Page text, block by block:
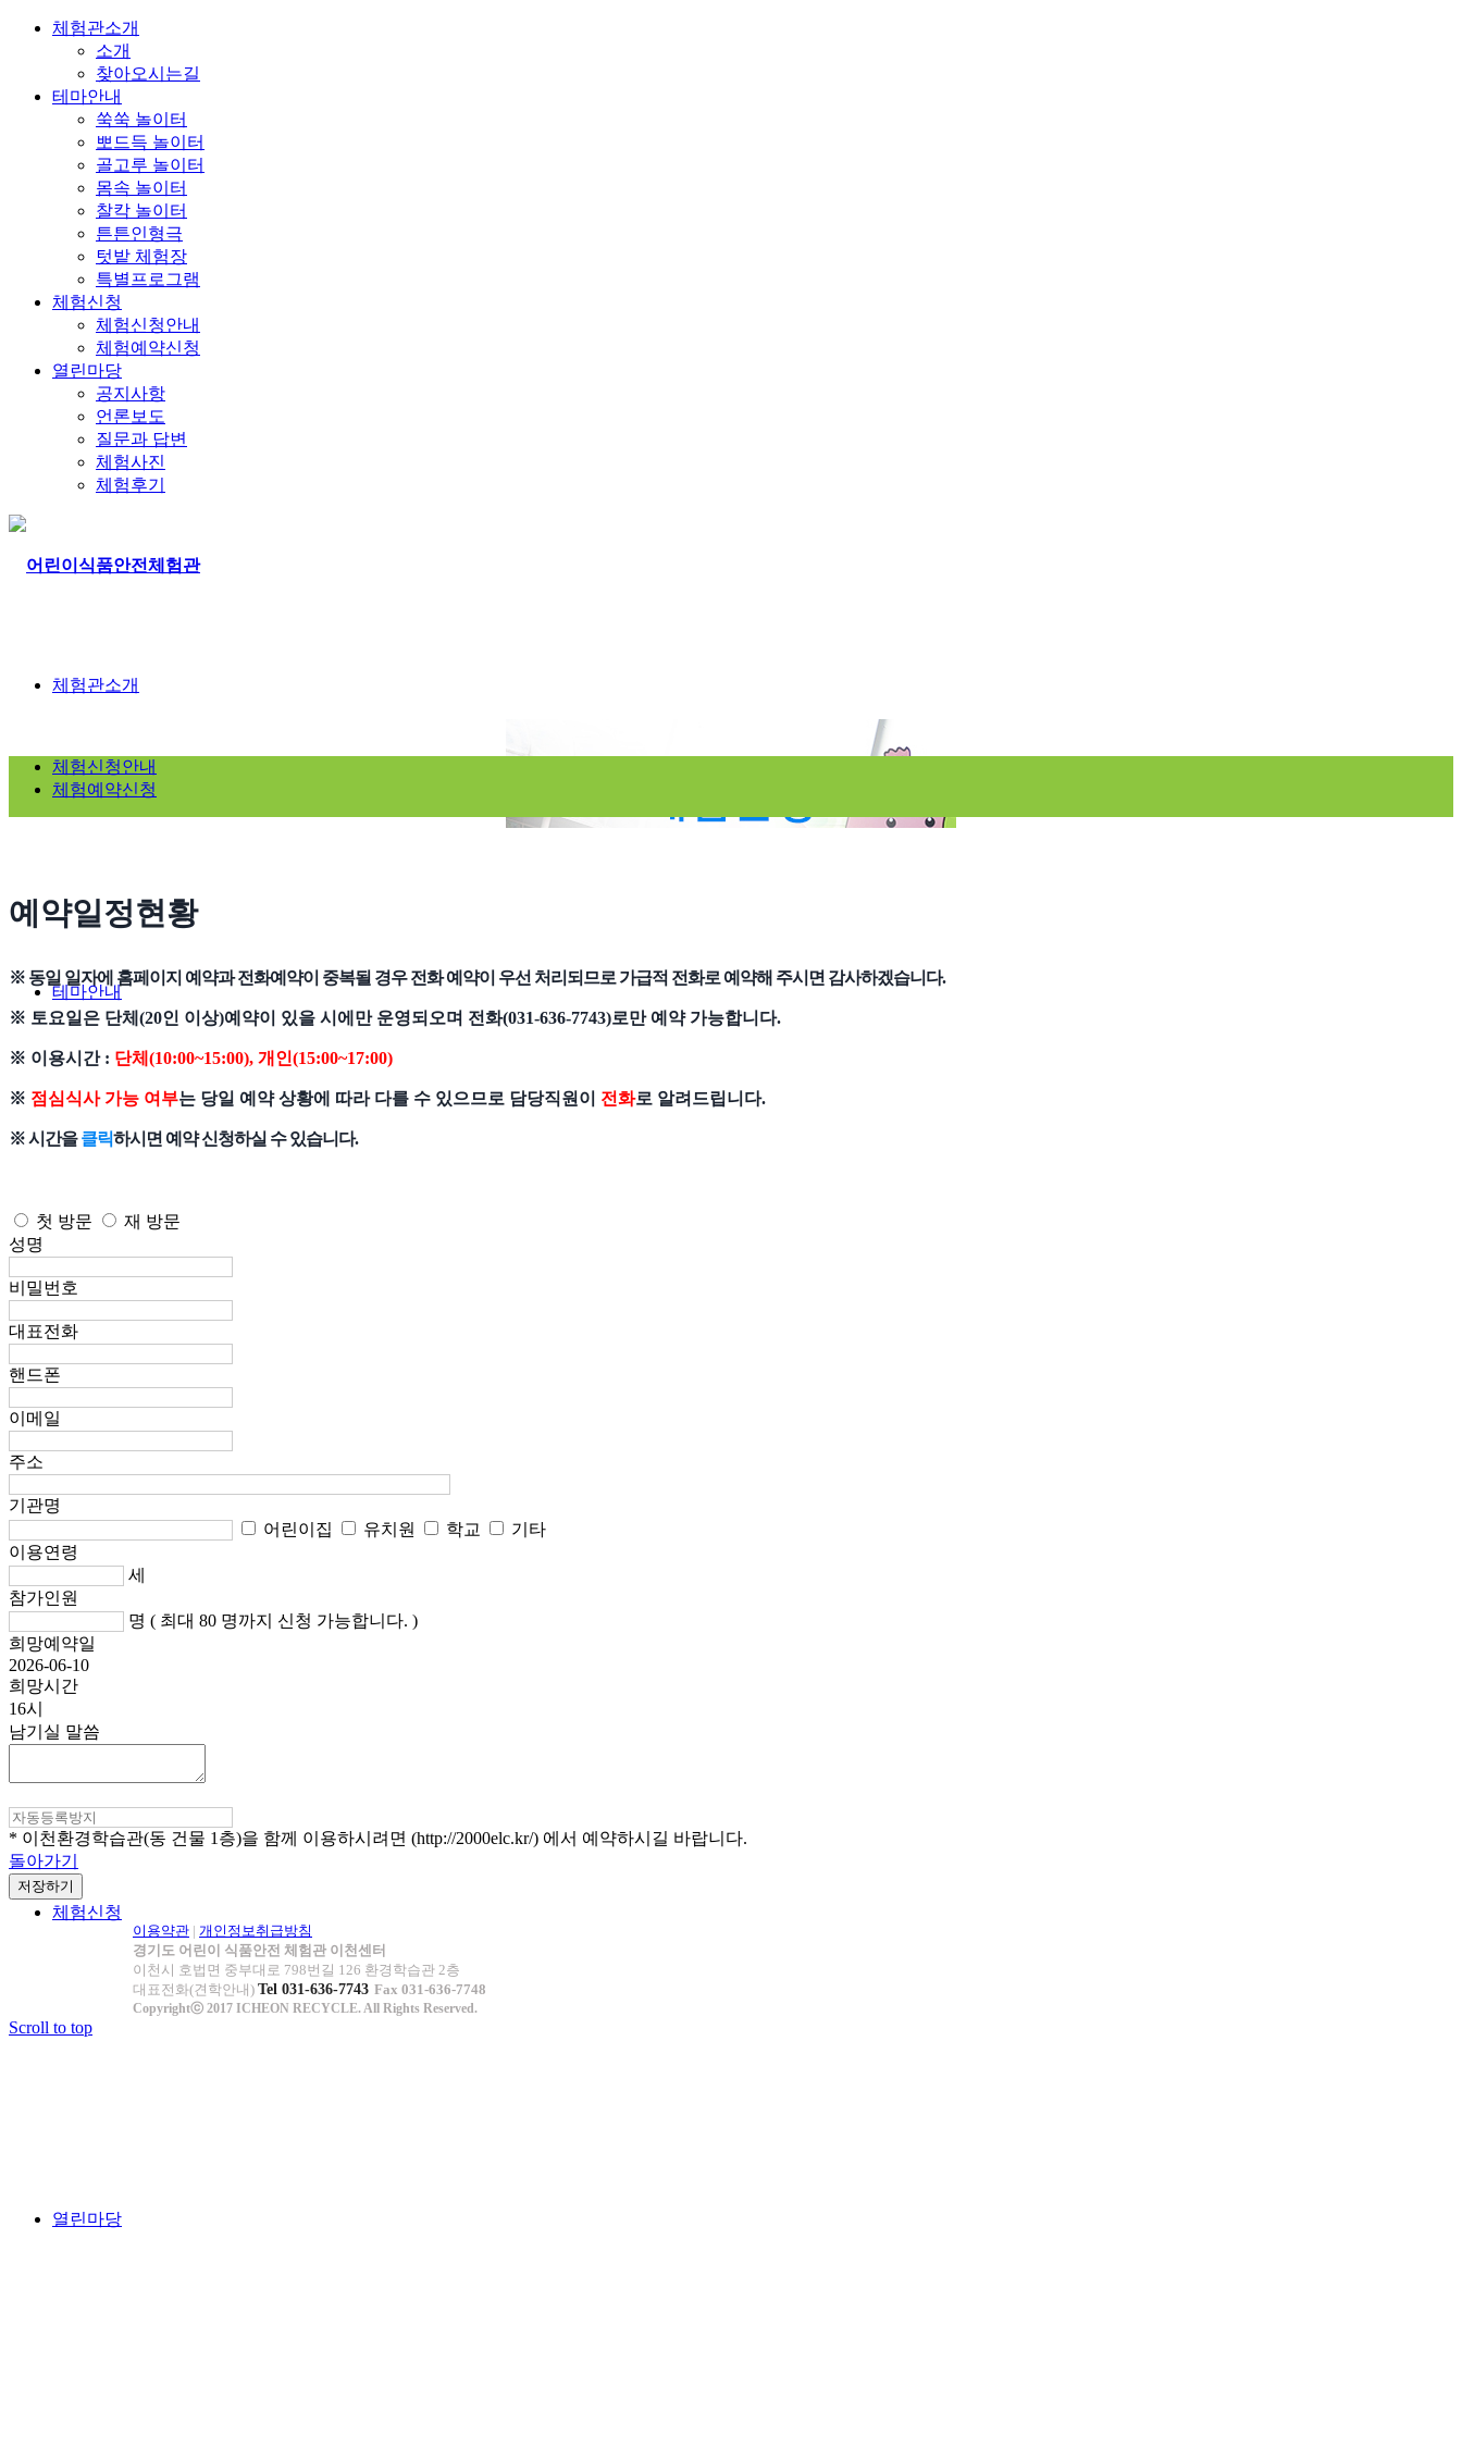
체험관소개
소개
찾아오시는길
테마안내
쑥쑥 놀이터
뽀드득 놀이터
골고루 놀이터
몸속 놀이터
찰칵 놀이터
튼튼인형극
텃밭 체험장
특별프로그램
체험신청
체험신청안내
체험예약신청
열린마당
공지사항
언론보도
질문과 답변
체험사진
체험후기
체험관소개
테마안내
체험신청
열린마당
체험신청안내
체험예약신청
예약일정현황
※ 동일 일자에 홈페이지 예약과 전화예약이 중복될 경우 전화 예약이 우선 처리되므로 가급적 전화로 예약해 주시면 감사하겠습니다.
※ 토요일은 단체(20인 이상)예약이 있을 시에만 운영되오며 전화(031-636-7743)로만 예약 가능합니다.
※ 이용시간 : 단체(10:00~15:00), 개인(15:00~17:00)
※ 점심식사 가능 여부는 당일 예약 상황에 따라 다를 수 있으므로 담당직원이 전화로 알려드립니다.
※ 시간을클릭하시면 예약 신청하실 수 있습니다.
첫 방문
재 방문
성명
비밀번호
대표전화
핸드폰
이메일
주소
기관명
어린이집
유치원 학교
기타
이용연령
세
참가인원
명 ( 최대 80 명까지 신청 가능합니다. )
희망예약일
2026-06-10
희망시간
16시
남기실 말씀
* 이천환경학습관(동 건물 1층)을 함께 이용하시려면 (http://2000elc.kr/) 에서 예약하시길 바랍니다.
돌아가기
저장하기
이용약관 | 개인정보취급방침
경기도 어린이 식품안전 체험관 이천센터
이천시 호법면 중부대로 798번길 126 환경학습관 2층
대표전화(견학안내) Tel 031-636-7743 Fax 031-636-7748
Copyrightⓒ 2017 ICHEON RECYCLE. All Rights Reserved.
Scroll to top